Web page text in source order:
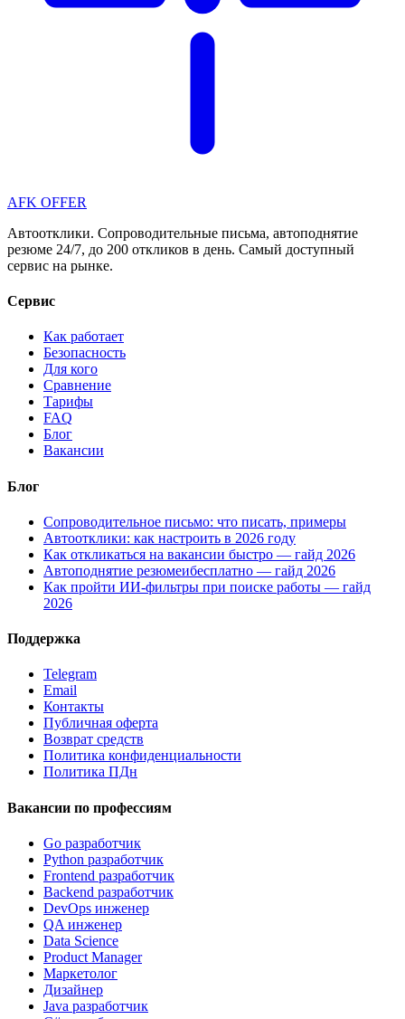
AFK OFFER
Автоотклики. Сопроводительные письма, автоподнятие
резюме 24/7, до 200 откликов в день. Самый доступный
сервис на рынке.
Сервис
Как работает
Безопасность
Для кого
Сравнение
Тарифы
FAQ
Блог
Вакансии
Блог
Сопроводительное письмо: что писать, примеры
Автоотклики: как настроить в 2026 году
Как откликаться на вакансии быстро — гайд 2026
Автоподнятие резюмеибесплатно — гайд 2026
Как пройти ИИ-фильтры при поиске работы — гайд
2026
Поддержка
Telegram
Email
Контакты
Публичная оферта
Возврат средств
Политика конфиденциальности
Политика ПДн
Вакансии по профессиям
Go разработчик
Python разработчик
Frontend разработчик
Backend разработчик
DevOps инженер
QA инженер
Data Science
Product Manager
Маркетолог
Дизайнер
Java разработчик